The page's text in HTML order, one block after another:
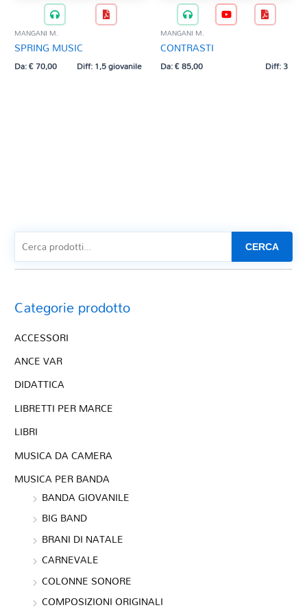
MANGANI M.
SPRING MUSIC
Da:€70,00 Diff: 1,5 giovanile
MANGANI M.
CONTRASTI
Da:€85,00 Diff: 3
CERCA
Categorie prodotto
ACCESSORI
ANCE VAR
DIDATTICA
LIBRETTI PER MARCE
LIBRI
MUSICA DA CAMERA
MUSICA PER BANDA
BANDA GIOVANILE
BIG BAND
BRANI DI NATALE
CARNEVALE
COLONNE SONORE
COMPOSIZIONI ORIGINALI